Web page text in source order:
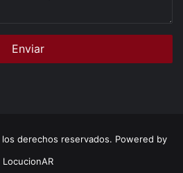
derechos reservados. Powered by
LocucionAR